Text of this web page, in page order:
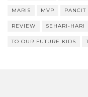
MARIS MVP PANCIT
REVIEW SEHARI-HARI
TO OUR FUTURE KIDS